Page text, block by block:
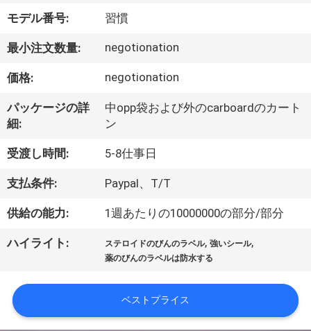
私
に
つ
い
て
工
場
行
モデル番号: 習慣
最小注文数量: negotionation
価格: negotionation
パッケージの詳
細:
中opp袋および外のcarboardのカート
ン
受渡し時間: 5-8仕事日
支払条件: Paypal、T/T
供給の能力: 1週あたりの10000000の部分/部分
ハイライト: ステロイドのびんのラベル,強いシール,
薬のびんのラベルは防水する
ベストプライス